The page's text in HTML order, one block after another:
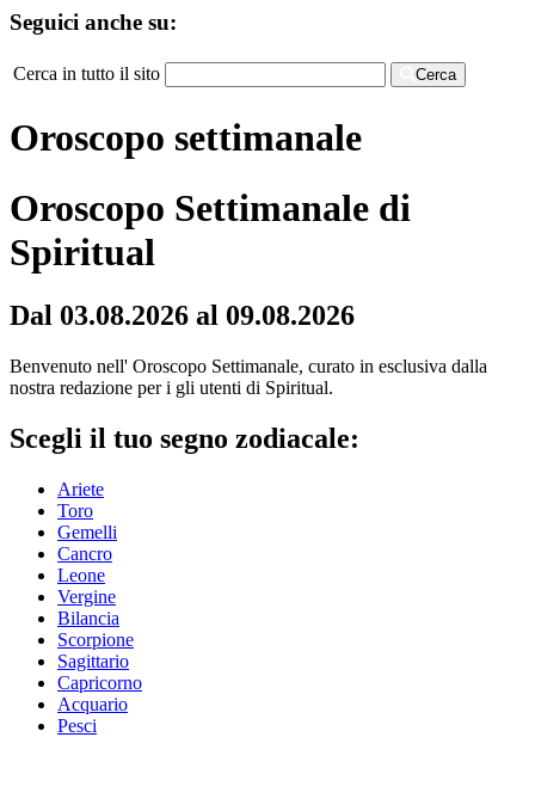
Seguici anche su:
Cerca in tutto il sito Cerca
Oroscopo settimanale
Oroscopo Settimanale di
Spiritual
Dal 03.08.2026 al 09.08.2026
Benvenuto nell' Oroscopo Settimanale, curato in esclusiva dalla
nostra redazione per i gli utenti di Spiritual.
Scegli il tuo segno zodiacale:
Ariete
Toro
Gemelli
Cancro
Leone
Vergine
Bilancia
Scorpione
Sagittario
Capricorno
Acquario
Pesci